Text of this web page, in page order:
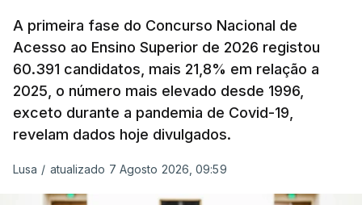
O Governo comprometeu-se a aplicar uma redução
extraordinária e temporária no ISP, sempre que se
verifique um aumento do preço dos combustíveis
superior a 10 cêntimos, para mitigar a escalada de
preços.
Depois de uma subida inicial devido à guerra no
A primeira fase do Concurso Nacional de
Acesso ao Ensino Superior de 2026 registou
60.391 candidatos, mais 21,8% em relação a
2025, o número mais elevado desde 1996,
exceto durante a pandemia de Covid-19,
revelam dados hoje divulgados.
Lusa / atualizado 7 Agosto 2026, 09:59